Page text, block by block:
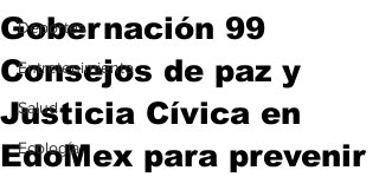
Deportes
Entretenimiento
Salud
Ecología
Gobernación 99
Consejos de paz y
Justicia Cívica en
EdoMex para prevenir